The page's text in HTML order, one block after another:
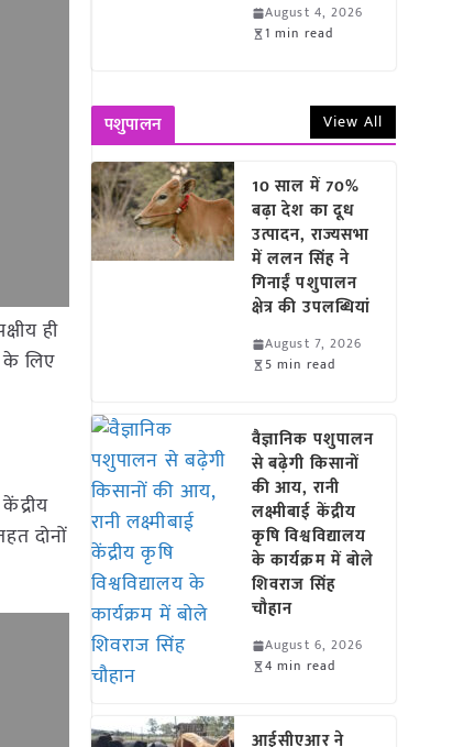
ही
के लिए
दोनों
August 4, 2026
1 min read
पशुपालन View All
10 साल में 70%
बढ़ा देश का दूध
उत्पादन, राज्यसभा
में ललन सिंह ने
गिनाईं पशुपालन
क्षेत्र की उपलब्धियां
August 7, 2026
5 min read
वैज्ञानिक पशुपालन
से बढ़ेगी किसानों
की आय, रानी
लक्ष्मीबाई केंद्रीय
कृषि विश्वविद्यालय
के कार्यक्रम में बोले
शिवराज सिंह
चौहान
August 6, 2026
4 min read
आईसीएआर ने